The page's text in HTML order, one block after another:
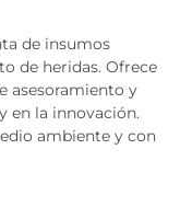
de insumos
de heridas. Ofrece
asesoramiento y
en la innovación.
ambiente y con